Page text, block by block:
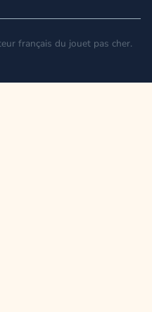
français du jouet pas cher.